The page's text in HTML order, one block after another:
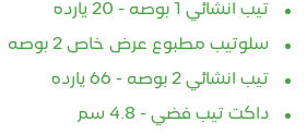
تيب انشائي 1 بوصه - 20 يارده
سلوتيب مطبوع عرض خاص 2 بوصه
تيب انشائي 2 بوصه - 66 يارده
داكت تيب فضي - 4.8 سم